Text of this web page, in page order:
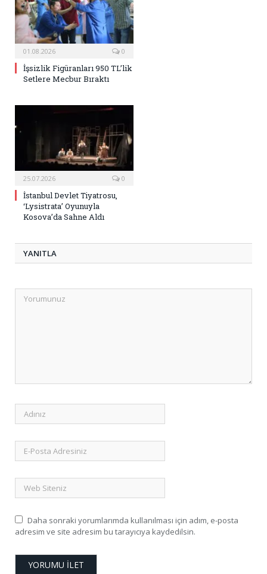
01.08.2026 0
İşsizlik Figüranları 950 TL’lik
Setlere Mecbur Bıraktı
25.07.2026 0
İstanbul Devlet Tiyatrosu,
‘Lysistrata’ Oyunuyla
Kosova’da Sahne Aldı
YANITLA
Daha sonraki yorumlarımda kullanılması için adım, e-posta
adresim ve site adresim bu tarayıcıya kaydedilsin.